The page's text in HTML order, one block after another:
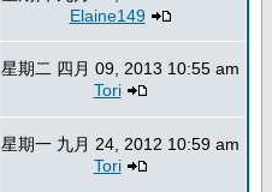
Elaine149
星期二 四月 09, 2013 10:55 am
Tori
星期一 九月 24, 2012 10:59 am
Tori